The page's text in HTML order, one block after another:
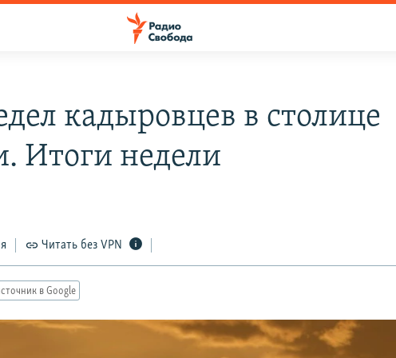
кадыровцев в столице
Итоги недели
Читать без VPN
в Google